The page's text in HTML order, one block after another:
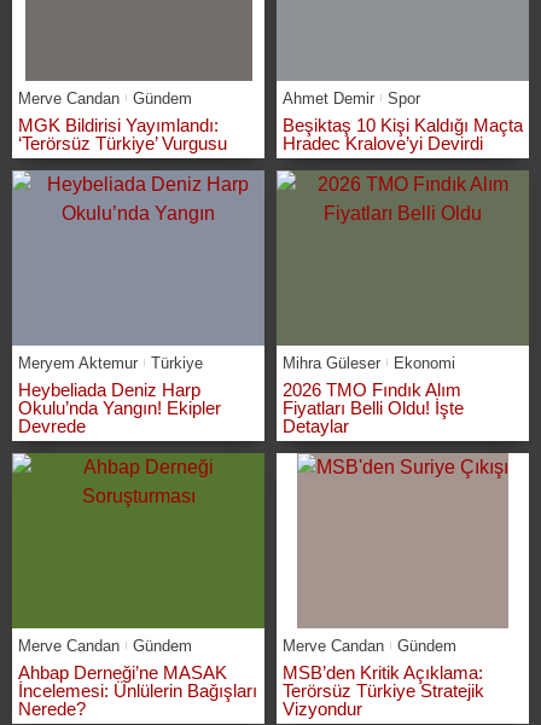
Merve Candan Gündem
MGK Bildirisi Yayımlandı:
‘Terörsüz Türkiye’ Vurgusu
Ahmet Demir Spor
Beşiktaş 10 Kişi Kaldığı Maçta
Hradec Kralove’yi Devirdi
Meryem Aktemur Türkiye
Heybeliada Deniz Harp
Okulu’nda Yangın! Ekipler
Devrede
Mihra Güleser Ekonomi
2026 TMO Fındık Alım
Fiyatları Belli Oldu! İşte
Detaylar
Merve Candan Gündem
Ahbap Derneği’ne MASAK
İncelemesi: Ünlülerin Bağışları
Nerede?
Merve Candan Gündem
MSB’den Kritik Açıklama:
Terörsüz Türkiye Stratejik
Vizyondur